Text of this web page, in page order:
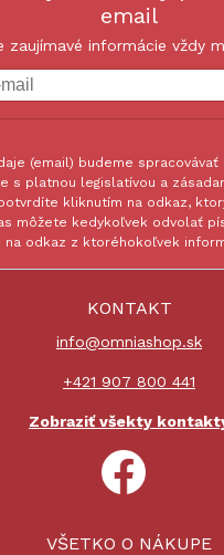
email
zaujímavé informácie vždy
(email) budeme
s platnou legislatívou a
kliknutím na odkaz,
môžete kedykoľvek odvolať
na odkaz z ktoréhokoľvek
KONTAKT
info@omniashop.sk
+421 907 800 441
Zobraziť všekty
VŠETKO O NÁKUPE